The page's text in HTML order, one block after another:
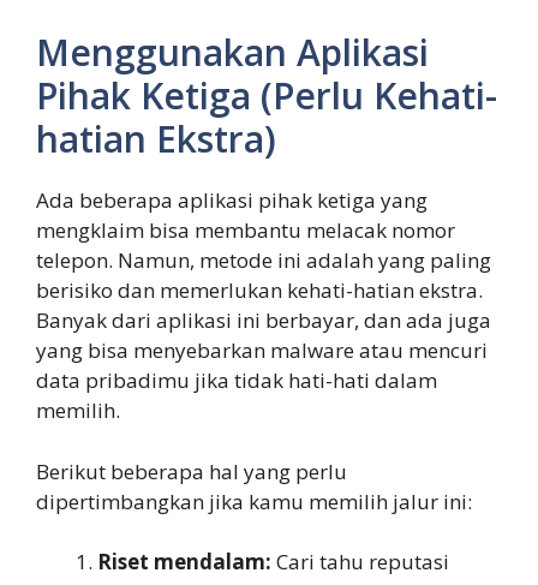
Menggunakan Aplikasi
Pihak Ketiga (Perlu Kehati-
hatian Ekstra)
Ada beberapa aplikasi pihak ketiga yang
mengklaim bisa membantu melacak nomor
telepon. Namun, metode ini adalah yang paling
berisiko dan memerlukan kehati-hatian ekstra.
Banyak dari aplikasi ini berbayar, dan ada juga
yang bisa menyebarkan malware atau mencuri
data pribadimu jika tidak hati-hati dalam
memilih.
Berikut beberapa hal yang perlu
dipertimbangkan jika kamu memilih jalur ini:
Riset mendalam: Cari tahu reputasi